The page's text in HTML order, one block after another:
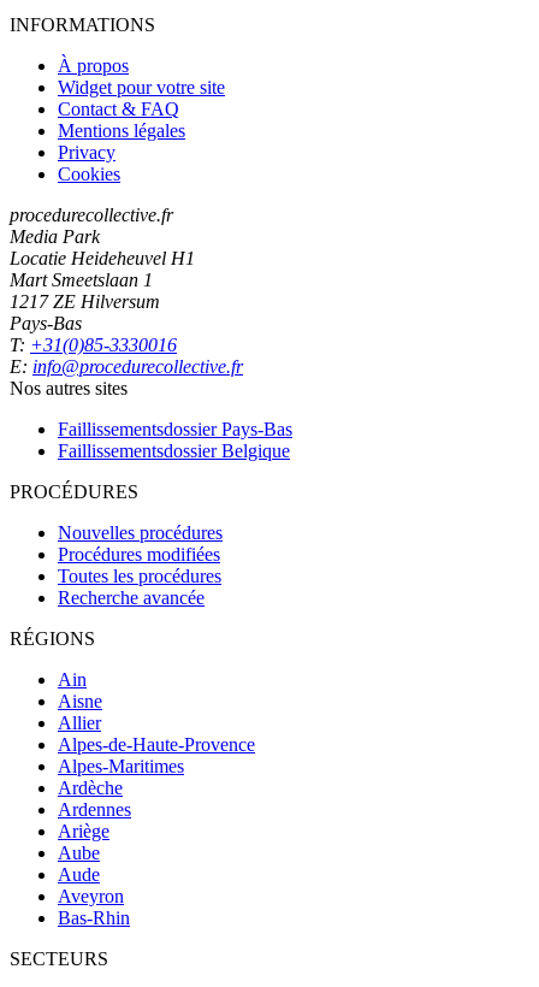
INFORMATIONS
À propos
Widget pour votre site
Contact & FAQ
Mentions légales
Privacy
Cookies
procedurecollective.fr
Media Park
Locatie Heideheuvel H1
Mart Smeetslaan 1
1217 ZE Hilversum
Pays-Bas
T: +31(0)85-3330016
E: info@procedurecollective.fr
Nos autres sites
Faillissementsdossier Pays-Bas
Faillissementsdossier Belgique
PROCÉDURES
Nouvelles procédures
Procédures modifiées
Toutes les procédures
Recherche avancée
RÉGIONS
Ain
Aisne
Allier
Alpes-de-Haute-Provence
Alpes-Maritimes
Ardèche
Ardennes
Ariège
Aube
Aude
Aveyron
Bas-Rhin
SECTEURS